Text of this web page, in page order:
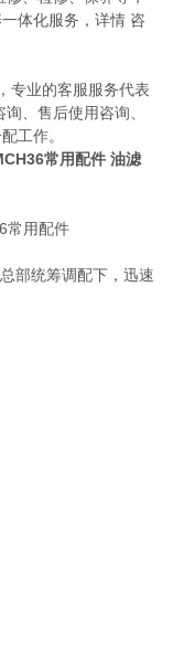
体化服务，详情 咨
专业的客服服务代表
、售后使用咨询、
工作。
常用配件 油滤
部统筹调配下，迅速